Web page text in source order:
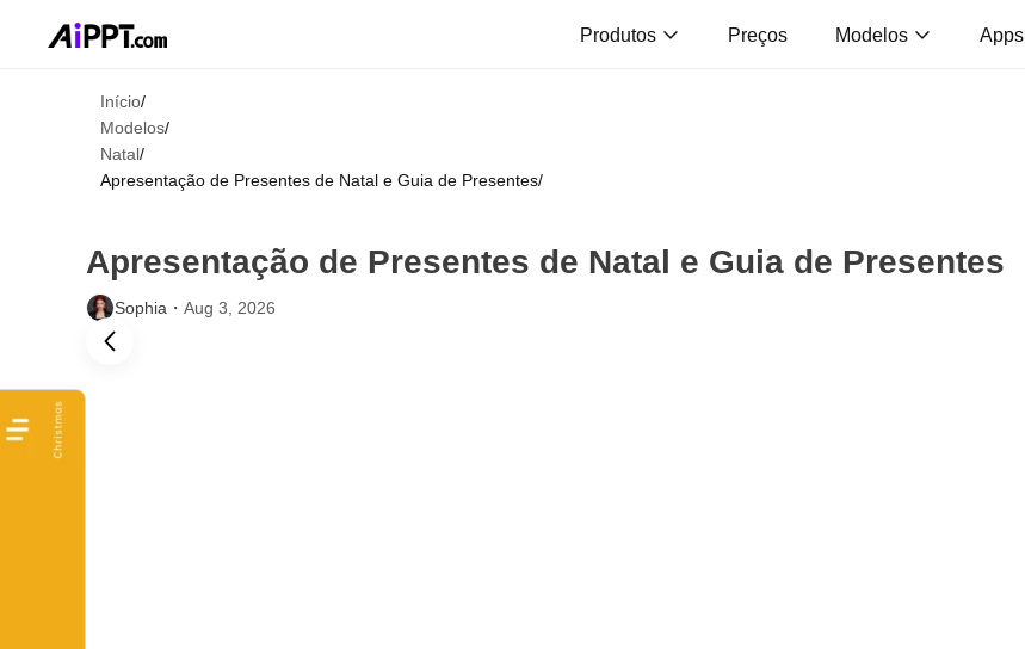
Produtos Preços Modelos Apps
Início/
Modelos/
Natal/
Apresentação de Presentes de Natal e Guia de Presentes/
Apresentação de Presentes de Natal e Guia de Presentes
Sophia・ Aug 3, 2026